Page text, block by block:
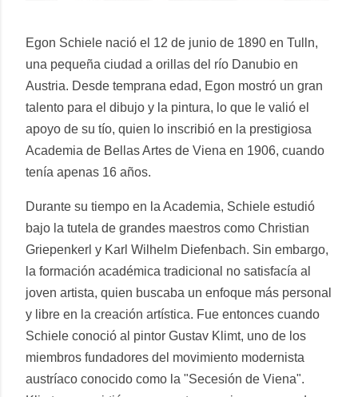
Egon Schiele nació el 12 de junio de 1890 en Tulln,
una pequeña ciudad a orillas del río Danubio en
Austria. Desde temprana edad, Egon mostró un gran
talento para el dibujo y la pintura, lo que le valió el
apoyo de su tío, quien lo inscribió en la prestigiosa
Academia de Bellas Artes de Viena en 1906, cuando
tenía apenas 16 años.
Durante su tiempo en la Academia, Schiele estudió
bajo la tutela de grandes maestros como Christian
Griepenkerl y Karl Wilhelm Diefenbach. Sin embargo,
la formación académica tradicional no satisfacía al
joven artista, quien buscaba un enfoque más personal
y libre en la creación artística. Fue entonces cuando
Schiele conoció al pintor Gustav Klimt, uno de los
miembros fundadores del movimiento modernista
austríaco conocido como la "Secesión de Viena".